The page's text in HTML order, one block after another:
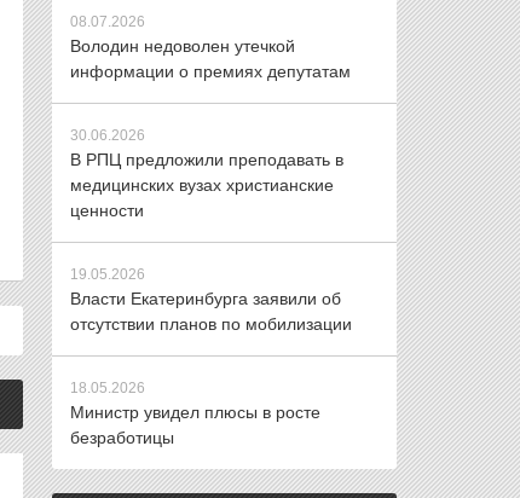
08.07.2026
Володин недоволен утечкой
информации о премиях депутатам
30.06.2026
В РПЦ предложили преподавать в
медицинских вузах христианские
ценности
19.05.2026
Власти Екатеринбурга заявили об
отсутствии планов по мобилизации
18.05.2026
Министр увидел плюсы в росте
безработицы